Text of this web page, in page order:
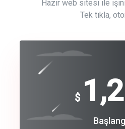
Hazır web sitesi ile
Tek tıkla,
$
Free
Basic